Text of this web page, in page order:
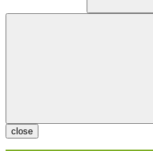
close